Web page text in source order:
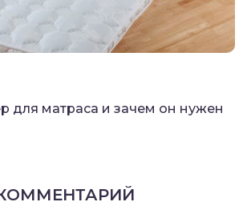
для матраса и зачем он нужен